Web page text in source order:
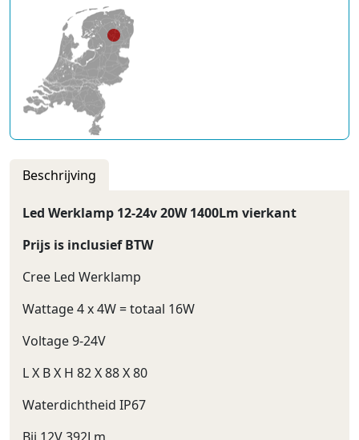
Beschrijving
Led Werklamp 12-24v 20W 1400Lm vierkant
Prijs is inclusief BTW
Cree Led Werklamp
Wattage 4 x 4W = totaal 16W
Voltage 9-24V
L X B X H 82 X 88 X 80
Waterdichtheid IP67
Bij 12V 392Lm